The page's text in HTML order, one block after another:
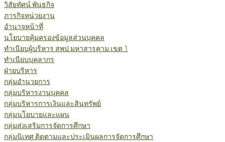
วิสัยทัศน์ พันธกิจ
ภารกิจหน่วยงาน
อำนาจหน้าที่
นโยบายคุ้มครองข้อมูลส่วนบุคคล
ทำเนียบผู้บริหาร สพป.มหาสารคาม เขต 1
ทำเนียบบุคลากร
ฝ่ายบริหาร
กลุ่มอำนวยการ
กลุ่มบริหารงานบุคคล
กลุ่มบริหารการเงินและสินทรัพย์
กลุ่มนโยบายและแผน
กลุ่มส่งเสริมการจัดการศึกษา
กลุ่มนิเทศ ติดตามและประเมินผลการจัดการศึกษา